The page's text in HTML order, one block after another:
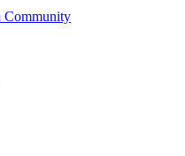
Community